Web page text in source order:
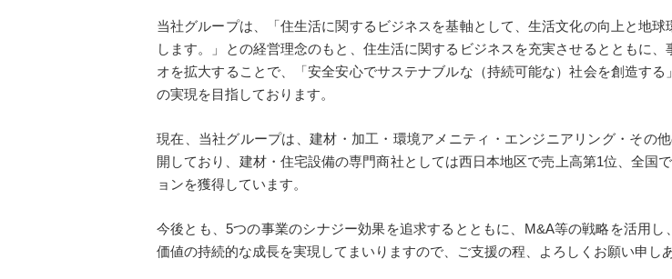
当社グループは、「住生活に関するビジネスを基軸として、生活文化の向上と地球
します。」との経営理念のもと、住生活に関するビジネスを充実させるとともに、
オを拡大することで、「安全安心でサステナブルな（持続可能な）社会を創造する
の実現を目指しております。
現在、当社グループは、建材・加⼯・環境アメニティ・エンジニアリング・その
開しており、建材・住宅設備の専門商社としては西日本地区で売上高第1位、全国
ョンを獲得しています。
今後とも、5つの事業のシナジー効果を追求するとともに、M&A等の戦略を活用し
価値の持続的な成長を実現してまいりますので、ご支援の程、よろしくお願い申し